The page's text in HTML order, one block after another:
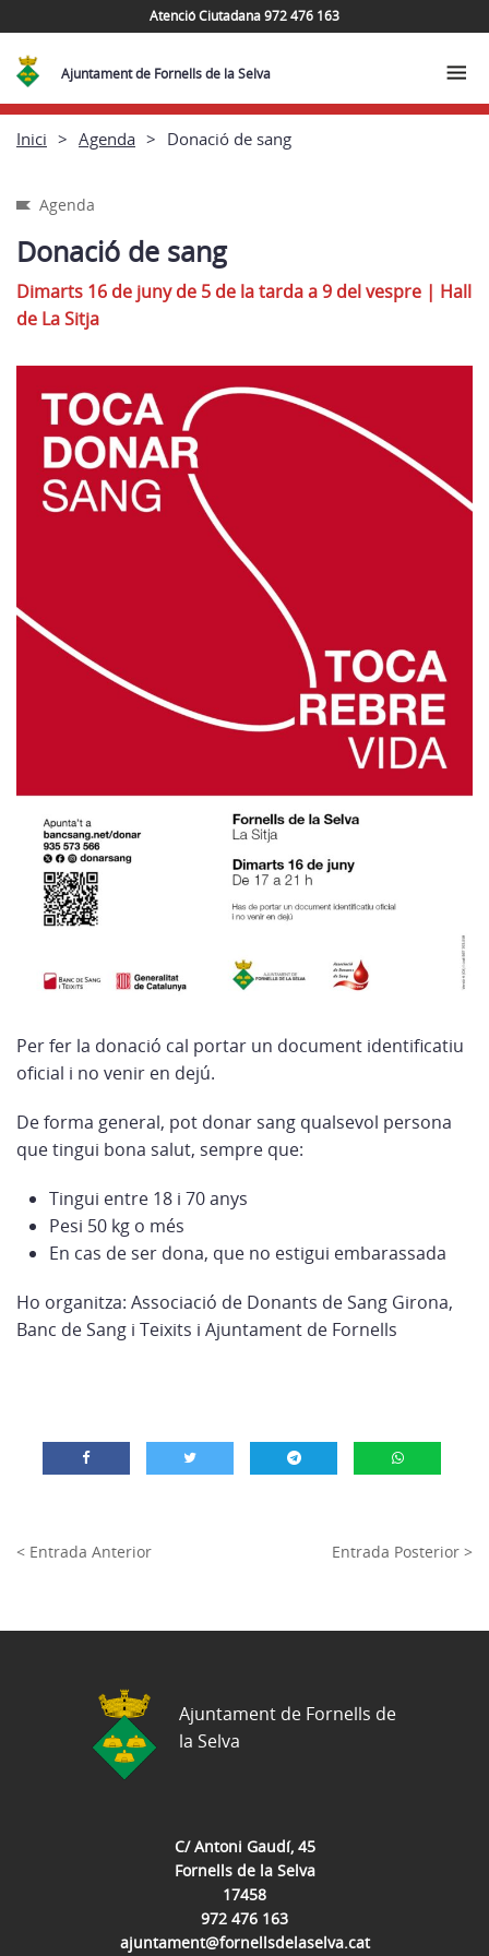
Atenció Ciutadana 972 476 163
Ajuntament de Fornells de la Selva
Inici Agenda Donació de sang
Agenda
Donació de sang
Dimarts 16 de juny de 5 de la tarda a 9 del vespre | Hall
de La Sitja
Per fer la donació cal portar un document identificatiu
oficial i no venir en dejú.
De forma general, pot donar sang qualsevol persona
que tingui bona salut, sempre que:
Tingui entre 18 i 70 anys
Pesi 50 kg o més
En cas de ser dona, que no estigui embarassada
Ho organitza: Associació de Donants de Sang Girona,
Banc de Sang i Teixits i Ajuntament de Fornells
< Entrada Anterior Entrada Posterior >
C/ Antoni Gaudí, 45
Fornells de la Selva
17458
972 476 163
ajuntament@fornellsdelaselva.cat
Ajuntament de Fornells de
la Selva